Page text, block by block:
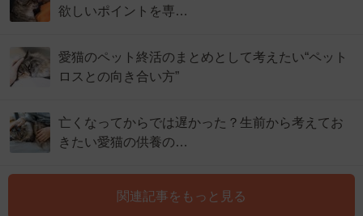
欲しいポイントを専…
愛猫のペット終活のまとめとして考えたい“ペット
ロスとの向き合い方”
亡くなってからでは遅かった？生前から考えてお
きたい愛猫の供養の…
関連記事をもっと見る